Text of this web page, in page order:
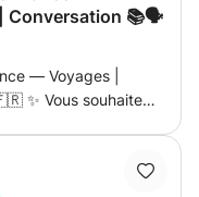
Conversation 📚🗣️
— Voyages |
✨ Vous souhaitez
expérimenté qui vous